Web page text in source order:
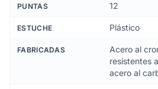
PUNTAS 12
ESTUCHE Plástico
FABRICADAS
Acero al
resistentes
acero al